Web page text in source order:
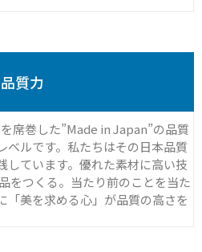
品質力
席巻した”Made in Japan”の品質
ベルです。私たちはその日本品質
しています。優れた素材に高い技
をつくる。当たり前のことを当た
「美を求める心」が品質の高さを